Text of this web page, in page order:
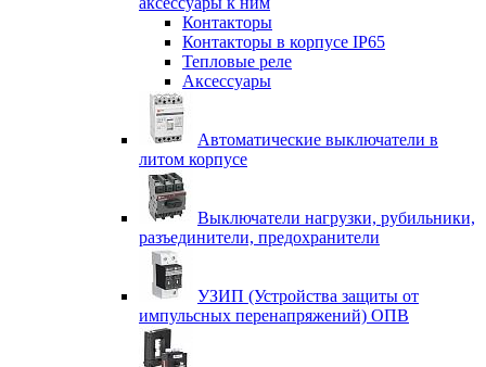
Контакторы
Контакторы в корпусе IP65
Тепловые реле
Аксессуары
Автоматические выключатели в
литом корпусе
Выключатели нагрузки, рубильники,
разъединители, предохранители
УЗИП (Устройства защиты от
импульсных перенапряжений) ОПВ